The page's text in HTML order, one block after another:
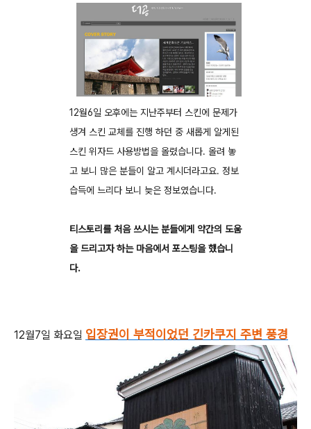
12월6일 오후에는 지난주부터 스킨에 문제가
생겨 스킨 교체를 진행 하던 중 새롭게 알게된
스킨 위자드 사용방법을 올렸습니다. 올려 놓
고 보니 많은 분들이 알고 계시더라고요. 정보
습득에 느리다 보니 늦은 정보였습니다.
티스토리를 처음 쓰시는 분들에게 약간의 도움
을 드리고자 하는 마음에서 포스팅을 했습니
다.
12월7일 화요일 입장권이 부적이었던 긴카쿠지 주변 풍경